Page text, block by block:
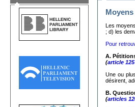
Les
; d) les
Pour
A.
(article
Une ou
désirent,
Β.
(articles